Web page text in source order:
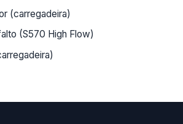
(carregadeira)
(S570 High Flow)